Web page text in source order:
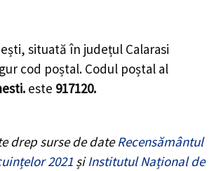
situată în județul Calarasi
cod poștal. Codul poștal al
este 917120.
drep surse de dateRecensământul
2021 șiInstitutul Național de